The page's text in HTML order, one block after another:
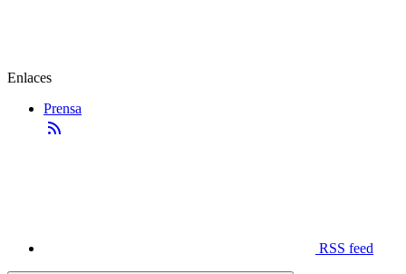
Enlaces
Prensa
RSS feed